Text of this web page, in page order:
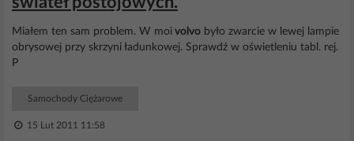
Miałem ten sam problem. W moi volvo było zwarcie w lewej lampie
obrysowej przy skrzyni ładunkowej. Sprawdź w oświetleniu tabl. rej.
P
Samochody Ciężarowe
15 Lut 2011 11:58